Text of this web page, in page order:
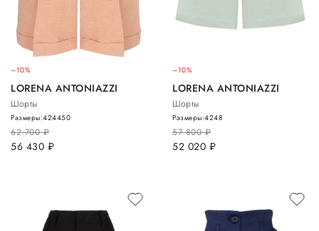
–10%
LORENA ANTONIAZZI
Шорты
62 700руб.
56 430 руб.
Размеры:424450
–10%
LORENA ANTONIAZZI
Шорты
57 800руб.
52 020 руб.
Размеры:4248